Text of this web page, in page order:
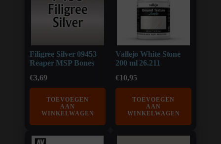
Filigree Silver 09453
Reaper MSP Bones
€3,69
TOEVOEGEN
AAN
WINKELWAGEN
Vallejo White Stone
200 ml 26.211
€10,95
TOEVOEGEN
AAN
WINKELWAGEN